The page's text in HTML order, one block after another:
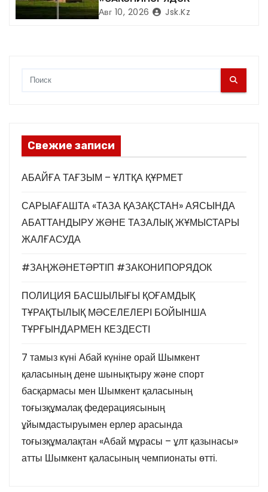
Авг 10, 2026 Jsk.kz
Свежие записи
АБАЙҒА ТАҒЗЫМ – ҰЛТҚА ҚҰРМЕТ
САРЫАҒАШТА «ТАЗА ҚАЗАҚСТАН» АЯСЫНДА
АБАТТАНДЫРУ ЖӘНЕ ТАЗАЛЫҚ ЖҰМЫСТАРЫ
ЖАЛҒАСУДА
#ЗАҢЖӘНЕТӘРТІП #ЗАКОНИПОРЯДОК
ПОЛИЦИЯ БАСШЫЛЫҒЫ ҚОҒАМДЫҚ
ТҰРАҚТЫЛЫҚ МӘСЕЛЕЛЕРІ БОЙЫНША
ТҰРҒЫНДАРМЕН КЕЗДЕСТІ
7 тамыз күні Абай күніне орай Шымкент
қаласының дене шынықтыру және спорт
басқармасы мен Шымкент қаласының
тоғызқұмалақ федерациясының
ұйымдастыруымен ерлер арасында
тоғызқұмалақтан «Абай мұрасы – ұлт қазынасы»
атты Шымкент қаласының чемпионаты өтті.